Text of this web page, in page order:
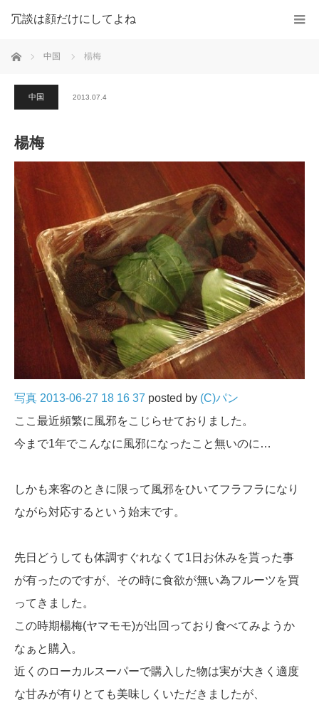
冗談は顔だけにしてよね
ホーム 中国 楊梅
中国 2013.07.4
楊梅
写真 2013-06-27 18 16 37 posted by (C)パン
ここ最近頻繁に風邪をこじらせておりました。
今まで1年でこんなに風邪になったこと無いのに…
しかも来客のときに限って風邪をひいてフラフラになり
ながら対応するという始末です。
先日どうしても体調すぐれなくて1日お休みを貰った事
が有ったのですが、その時に食欲が無い為フルーツを買
ってきました。
この時期楊梅(ヤマモモ)が出回っており食べてみようか
なぁと購入。
近くのローカルスーパーで購入した物は実が大きく適度
な甘みが有りとても美味しくいただきましたが、